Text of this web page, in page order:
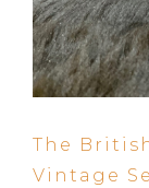
The
Vintage